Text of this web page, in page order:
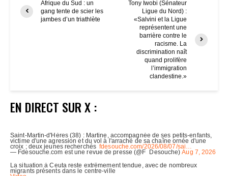
Afrique du Sud : un
gang tente de scier les
jambes d’un triathlète
Tony Iwobi (Sénateur
Ligue du Nord) :
«Salvini et la Ligue
représentent une
barrière contre le
racisme. La
discrimination naît
quand prolifère
l’immigration
clandestine.»
EN DIRECT SUR X :